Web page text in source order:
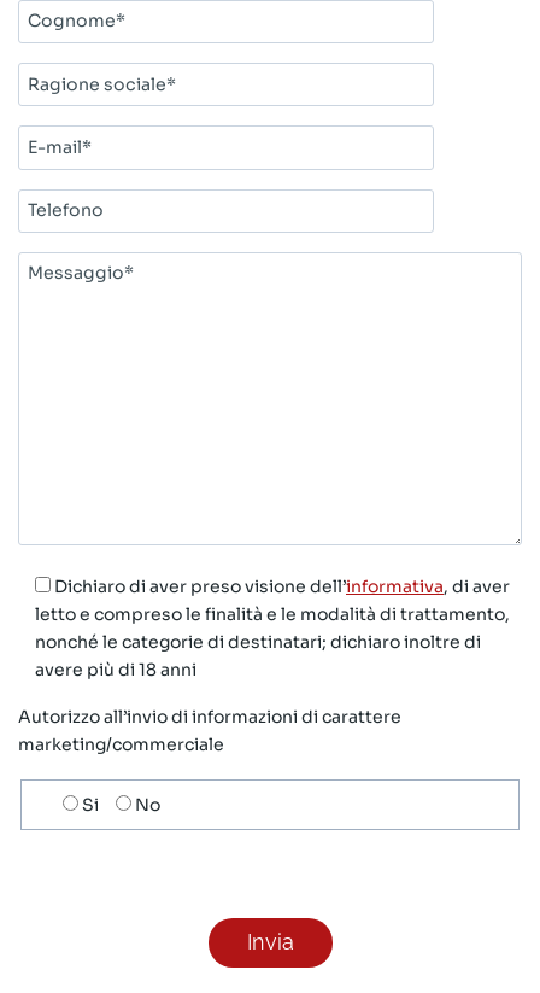
Cognome*
Ragione
sociale*
E-
mail*
Telefono
Messaggio*
Dichiaro di aver preso visione dell’informativa, di aver
letto e compreso le finalità e le modalità di trattamento,
nonché le categorie di destinatari; dichiaro inoltre di
avere più di 18 anni
Autorizzo all’invio di informazioni di carattere
marketing/commerciale
Scelta
invio
Si No